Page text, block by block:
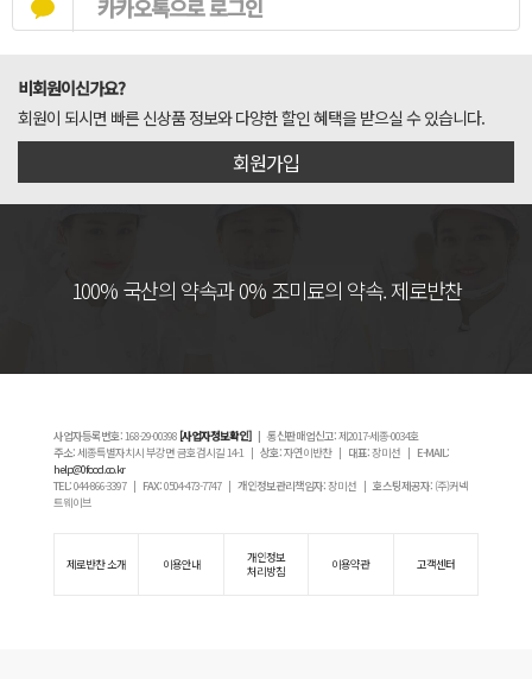
카카오톡으로 로그인
비회원이신가요?
회원이 되시면 빠른 신상품 정보와 다양한 할인 혜택을 받으실 수 있습니다.
회원가입
100% 국산의 약속과 0% 조미료의 약속. 제로반찬
사업자등록번호:168-29-00398 [사업자정보확인]| 통신판매업신고:제2017-세종-0034호
주소:세종특별자치시 부강면 금호검시길 14-1 | 상호:자연이반찬 | 대표:장미선 | E-MAIL:
help@0food.co.kr
TEL:044-866-3397 | FAX:0504-473-7747 | 개인정보관리책임자:장미선 |호스팅제공자: (주)커넥
트웨이브
제로반찬 소개 이용안내
개인정보
처리방침
이용약관 고객센터